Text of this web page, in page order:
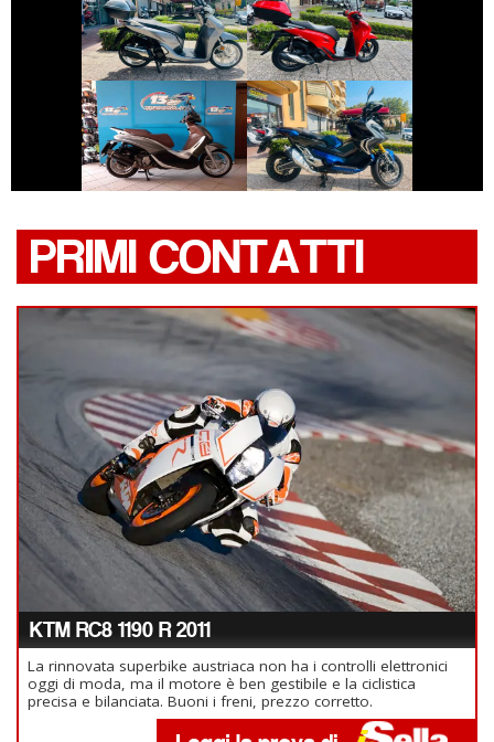
HONDA SH HONDA SH
PIAGGIO
BEVERLY
€ 3.590 €
HONDA X-ADV
€ 4.990 €
PRIMI CONTATTI
KTM RC8 1190 R 2011
La rinnovata superbike austriaca non ha i controlli elettronici
oggi di moda, ma il motore è ben gestibile e la ciclistica
precisa e bilanciata. Buoni i freni, prezzo corretto.